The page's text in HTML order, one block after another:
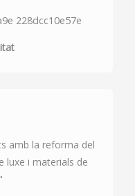
amb la reforma del
luxe i materials de